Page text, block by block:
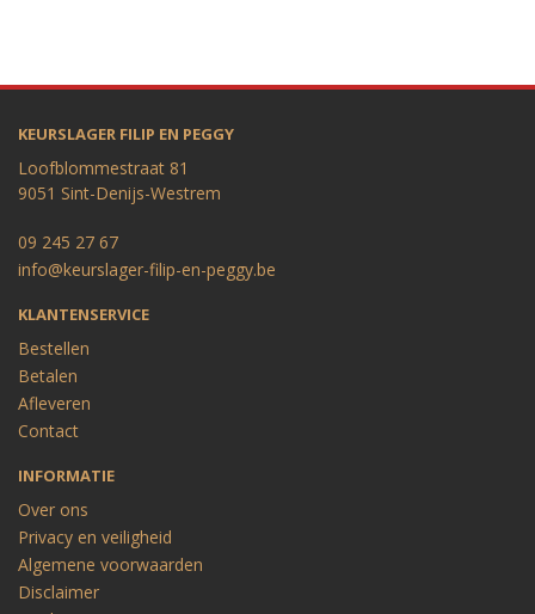
KEURSLAGER FILIP EN PEGGY
Loofblommestraat 81
9051 Sint-Denijs-Westrem
09 245 27 67
info@keurslager-filip-en-peggy.be
KLANTENSERVICE
Bestellen
Betalen
Afleveren
Contact
INFORMATIE
Over ons
Privacy en veiligheid
Algemene voorwaarden
Disclaimer